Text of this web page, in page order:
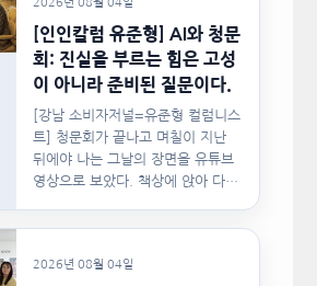
2026년 08월 04일
[인인칼럼 유준형] AI와 청문
회: 진실을 부르는 힘은 고성
이 아니라 준비된 질문이다.
[강남 소비자저널=유준형 컬럼니스
트] 청문회가 끝나고 며칠이 지난
뒤에야 나는 그날의 장면을 유튜브
영상으로 보았다. 책상에 앉아 다른
2026년 08월 04일